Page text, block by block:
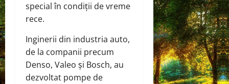
special în condiții de vreme
rece.
Inginerii din industria auto,
de la companii precum
Denso, Valeo și Bosch, au
dezvoltat pompe de